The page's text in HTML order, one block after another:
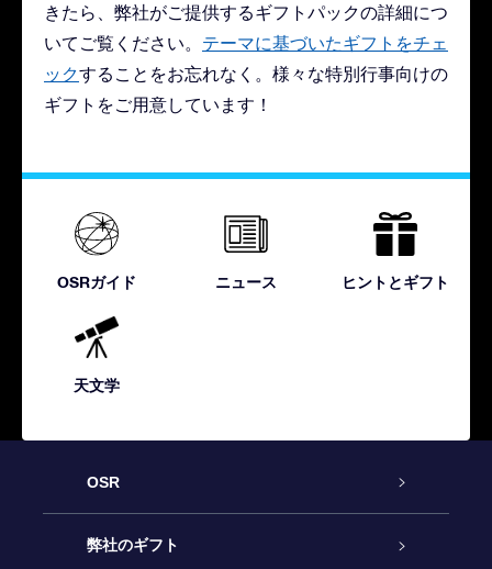
きたら、弊社がご提供するギフトパックの詳細につ
いてご覧ください。 テーマに基づいたギフトをチェ
ックすることをお忘れなく。様々な特別行事向けの
ギフトをご用意しています！
OSRガイド ニュース ヒントとギフト
天文学
OSR
カスタマーサービス
弊社のギフト